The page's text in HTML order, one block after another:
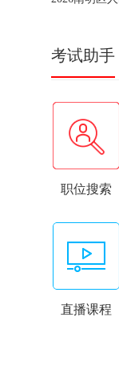
考试助手
职位搜索
直播课程